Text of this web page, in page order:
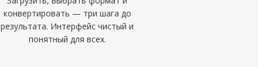
конвертировать — три шага до
результата. Интерфейс чистый и
понятный для всех.